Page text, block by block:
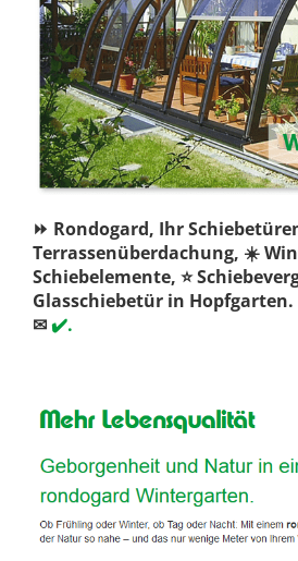
⏩ Rondogard, Ihr
Terrassenüberdachung, ☀️
Schiebelemente, ⭐
Glasschiebetür in Hopfgarten.
✉✔️.